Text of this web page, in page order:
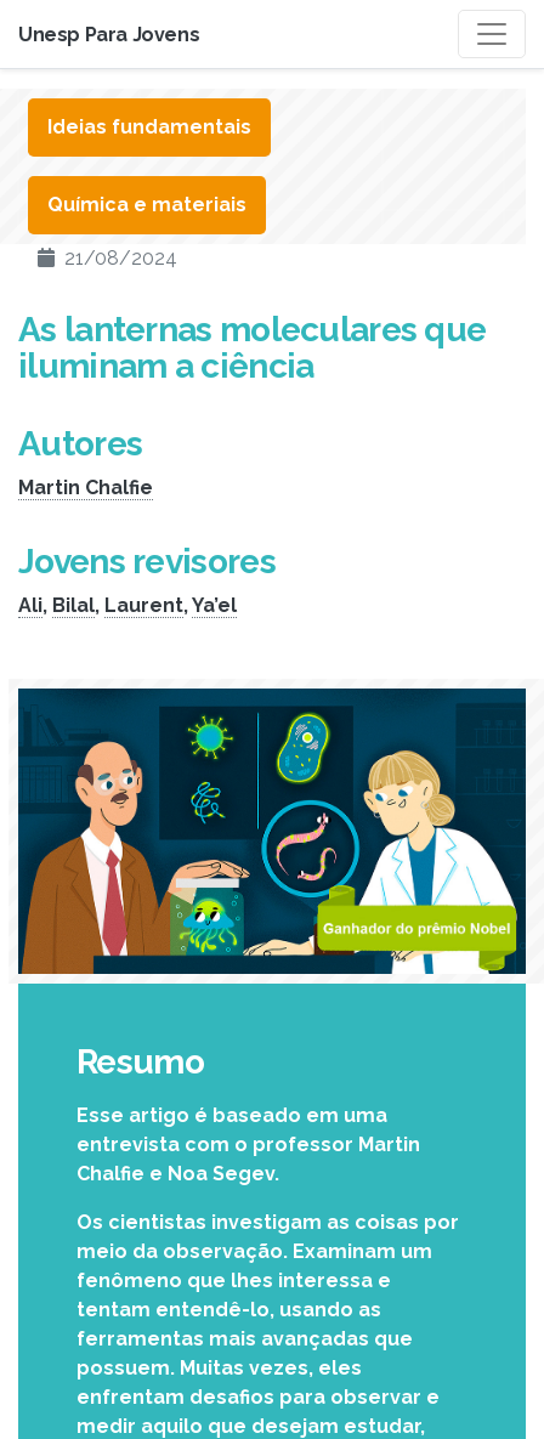
Unesp Para Jovens
Ideias fundamentais
Química e materiais
21/08/2024
As lanternas moleculares que
iluminam a ciência
Autores
Martin Chalfie
Jovens revisores
Ali, Bilal, Laurent,Ya’el
Resumo
Esse artigo é baseado em uma
entrevista com o professor Martin
Chalfie e Noa Segev.
Os cientistas investigam as coisas por
meio da observação. Examinam um
fenômeno que lhes interessa e
tentam entendê-lo, usando as
ferramentas mais avançadas que
possuem. Muitas vezes, eles
enfrentam desafios para observar e
medir aquilo que desejam estudar,